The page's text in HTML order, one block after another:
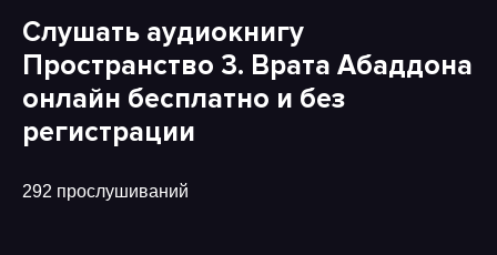
Слушать аудиокнигу
Пространство 3. Врата Абаддона
онлайн бесплатно и без
регистрации
292 прослушиваний